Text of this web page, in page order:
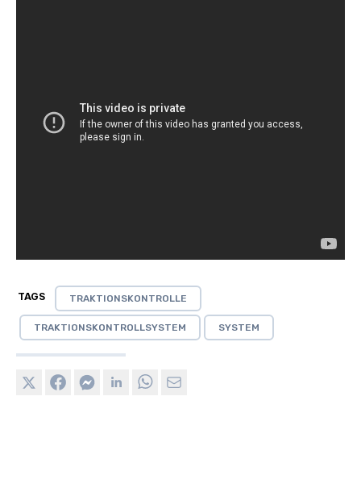
TAGS TRAKTIONSKONTROLLE
TRAKTIONSKONTROLLSYSTEM SYSTEM